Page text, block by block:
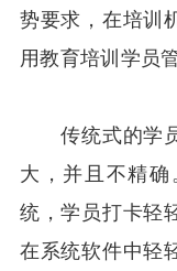
势要求，在培训
用教育培训学员
传统式的学员
大，并且不精
统，学员打卡轻
在系统软件中轻